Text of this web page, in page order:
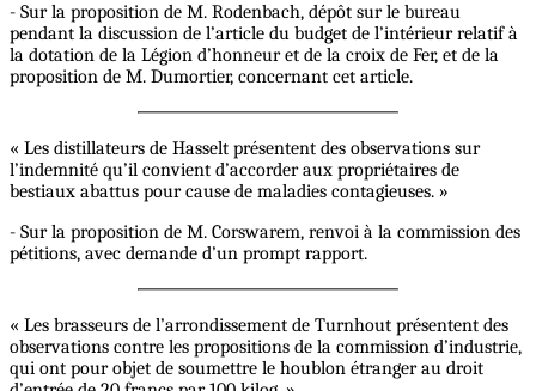
- Sur la proposition de M. Rodenbach, dépôt sur le bureau
pendant la discussion de l’article du budget de l’intérieur relatif à
la dotation de la Légion d’honneur et de la croix de Fer, et de la
proposition de M. Dumortier, concernant cet article.
« Les distillateurs de Hasselt présentent des observations sur
l’indemnité qu’il convient d’accorder aux propriétaires de
bestiaux abattus pour cause de maladies contagieuses. »
- Sur la proposition de M. Corswarem, renvoi à la commission des
pétitions, avec demande d’un prompt rapport.
« Les brasseurs de l’arrondissement de Turnhout présentent des
observations contre les propositions de la commission d’industrie,
qui ont pour objet de soumettre le houblon étranger au droit